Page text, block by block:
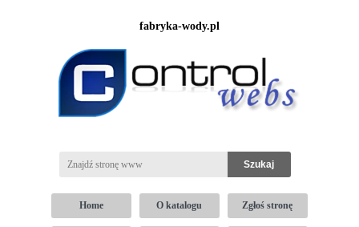
fabryka-wody.pl
Home O katalogu Zgłoś stronę